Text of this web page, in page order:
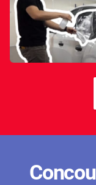
Jetour
Kandi
Karma
Lada